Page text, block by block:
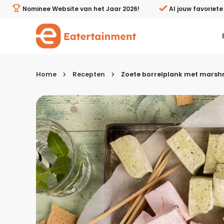
Zoete borrelplank met marshmallows - Eatertainment
Nominee Website van het Jaar 2026! Al jouw
Kies je menugang
Ontbijt
Lunch & brunch
Tussendoortjes
Voor- & tussengerechten
Home Recepten Zoete borrelplank met